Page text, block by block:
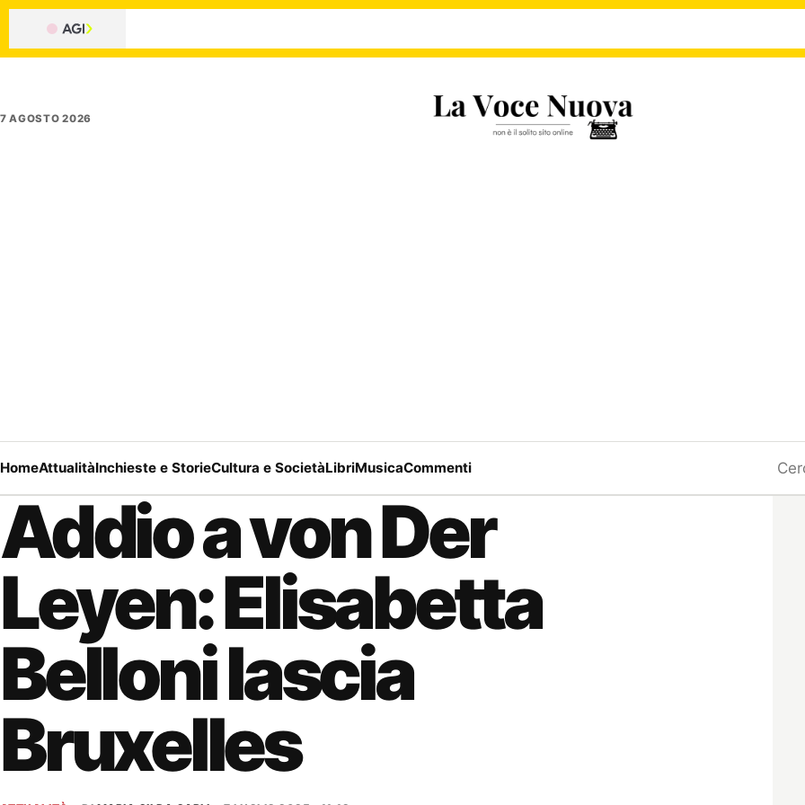
7 AGOSTO 2026
HomeAttualitàInchieste e StorieCultura e SocietàLibriMusicaCommenti
Addio a von Der
Leyen: Elisabetta
Belloni lascia
Bruxelles